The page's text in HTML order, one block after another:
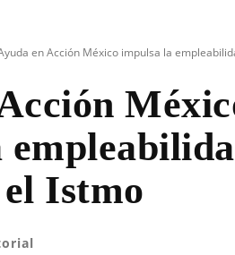
en Acción México impulsa la
Istmo